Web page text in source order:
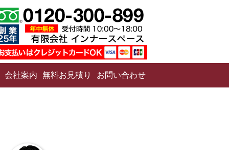
会社案内 無料お見積り お問い合わせ